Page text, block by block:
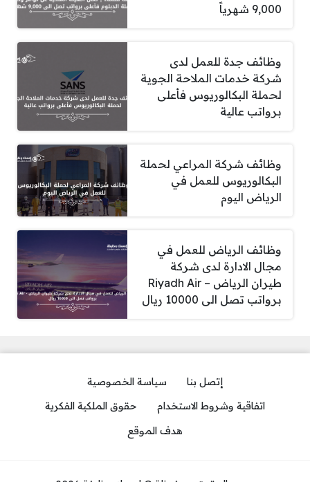
9,000 شهرياً
وظائف جدة للعمل لدى
شركة خدمات الملاحة الجوية
لحملة البكالوريوس فأعلى
برواتب عالية
وظائف شركة المراعي لحملة
البكالوريوس للعمل في
الرياض اليوم
وظائف الرياض للعمل في
مجال الادارة لدى شركة
طيران الرياض – Riyadh Air
برواتب تصل الى 10000 ريال
إتصل بنا
سياسة الخصوصية
اتفاقية وشروط الاستخدام
حقوق الملكية الفكرية
هدف الموقع